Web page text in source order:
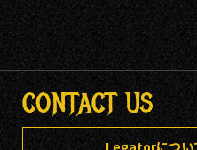
CONTACT US